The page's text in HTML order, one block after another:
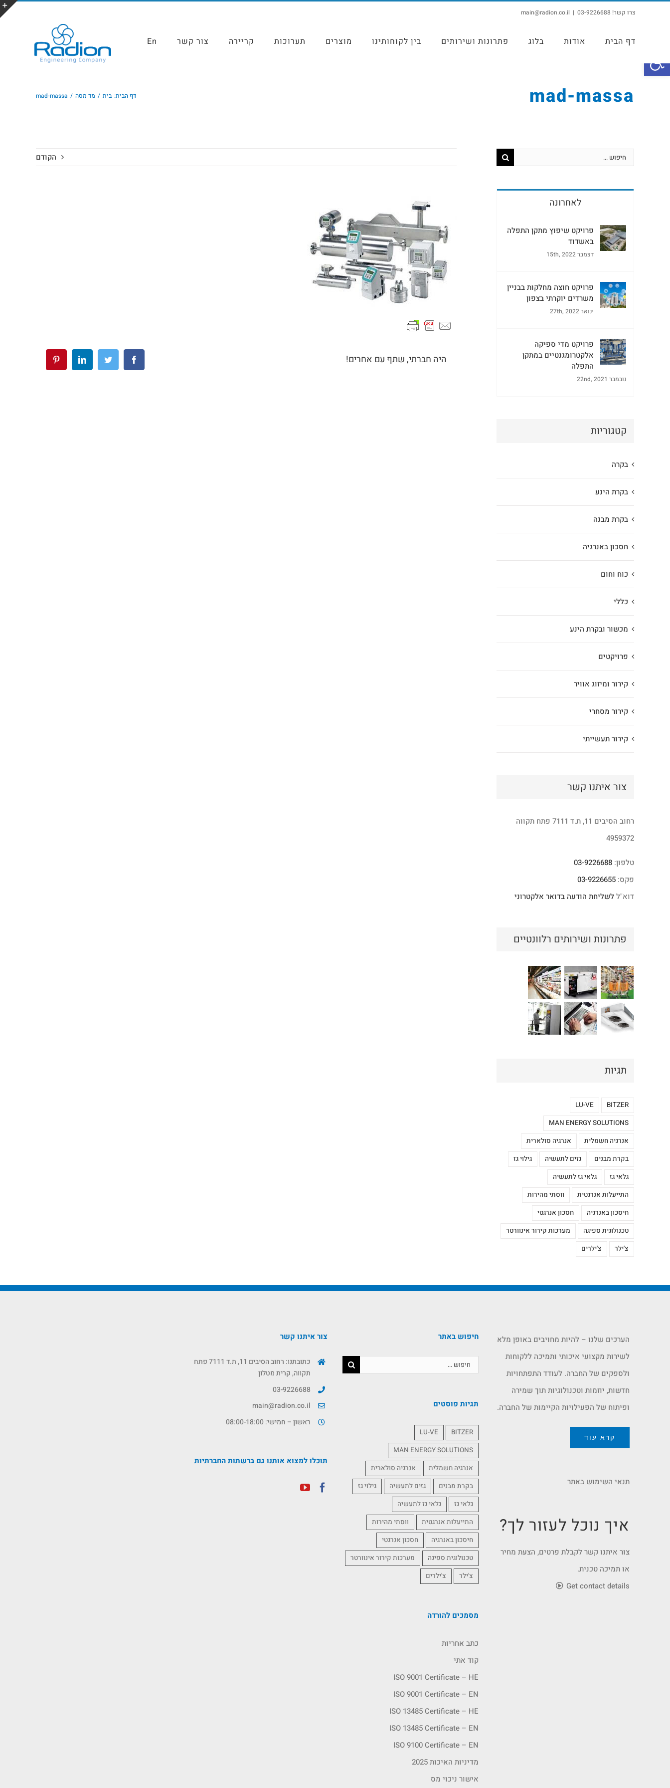
צרו קשר! 03-9226688 |
main@radion.co.il
דף הבית אודות בלוג פתרונות ושירותים בין לקוחותינו מוצרים תערוכות קריירה צור קשר En
mad-massa דף הבית: בית מד מסה mad-massa
הקודם
היה חברתי, שתף עם אחרים!
לאחרונה
פרויקט שיפוץ מתקן התפלה
באשדוד
דצמבר 15th, 2022
פרויקט חוצה מחלקות בבניין
משרדים יוקרתי בצפון
ינואר 27th, 2022
פרויקט מדי ספיקה
אלקטרומגנטיים במתקן
התפלה
נובמבר 22nd, 2021
קטגוריות
בקרה
בקרת הינע
בקרת מבנה
חסכון באנרגיה
כוח וחום
כללי
מכשור ובקרת הינע
פרויקטים
קירור ומיזוג אוויר
קירור מסחרי
קירור תעשייתי
צור איתנו קשר
רחוב הסיבים 11, ת.ד 7111 פתח תקווה
4959372
טלפון: 03-9226688
פקס: 03-9226655
דוא"ללשליחת הודעה בדואר אלקטרוני
פתרונות ושירותים רלוונטיים
תגיות
BITZER
LU-VE
MAN ENERGY SOLUTIONS
אנרגיה חשמלית
אנרגיה סולארית
בקרת מבנים
גזים לתעשיה
גילוי גז
גלאי גז
גלאי גז לתעשיה
התייעלות אנרגטית
ווסתי מהירות
חיסכון באנרגיה
חסכון אנרגטי
טכנולוגית ספיגה
מערכות קירור אינוורטר
צ'ילר
צ'ילרים
הערכים שלנו – להיות מחויבים באופן מלא
לשירות מקצועי איכותי ותמיכה ללקוחות
ולספקים של החברה. לעודד התפתחויות
חדשות, יוזמות וטכנולוגיות תוך שמירה
ופיתוח של הפעילויות הקיימות של החברה.
קרא עוד
תנאי השימוש באתר
איך נוכל לעזור לך?
צור איתנו קשר לקבלת פרטים, הצעת מחיר
או תמיכה טכנית.
Get contact details
חיפוש באתר
תגיות פוסטים
BITZER
LU-VE
MAN ENERGY SOLUTIONS
אנרגיה חשמלית
אנרגיה סולארית
בקרת מבנים
גזים לתעשיה
גילוי גז
גלאי גז
גלאי גז לתעשיה
התייעלות אנרגטית
ווסתי מהירות
חיסכון באנרגיה
חסכון אנרגטי
טכנולוגית ספיגה
מערכות קירור אינוורטר
צ'ילר
צ'ילרים
מסמכים להורדה
כתב אחריות
קוד אתי
ISO 9001 Certificate – HE
ISO 9001 Certificate – EN
ISO 13485 Certificate – HE
ISO 13485 Certificate – EN
ISO 9100 Certificate – EN
מדיניות האיכות 2025
אישור ניכוי מס
צור איתנו קשר
כתובתנו: רחוב הסיבים 11, ת.ד 7111 פתח
תקווה, קרית מטלון
03-9226688
main@radion.co.il
ראשון – חמישי: 08:00-18:00
תוכלו למצוא אותנו גם ברשתות החברתיות